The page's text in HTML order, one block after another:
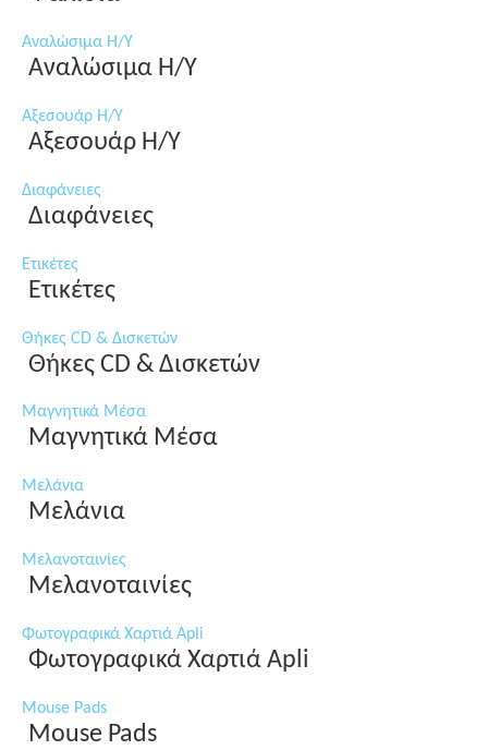
Αναλώσιμα Η/Υ
Αναλώσιμα Η/Υ
Αξεσουάρ Η/Υ
Αξεσουάρ Η/Υ
Διαφάνειες
Διαφάνειες
Ετικέτες
Ετικέτες
Θήκες CD & Δισκετών
Θήκες CD & Δισκετών
Μαγνητικά Μέσα
Μαγνητικά Μέσα
Μελάνια
Μελάνια
Μελανοταινίες
Μελανοταινίες
Φωτογραφικά Χαρτιά Apli
Φωτογραφικά Χαρτιά Apli
Mouse Pads
Mouse Pads